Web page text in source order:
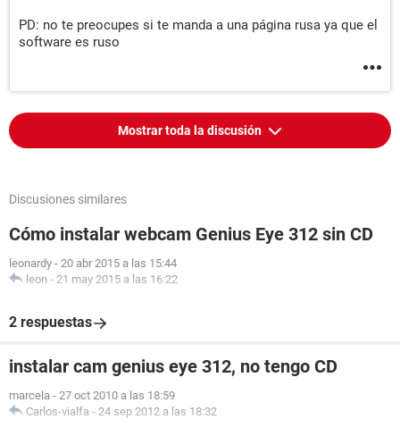
PD: no te preocupes si te manda a una página rusa ya que el
software es ruso
Mostrar toda la discusión
Discusiones similares
Cómo instalar webcam Genius Eye 312 sin CD
leonardy - 20 abr 2015 a las 15:44
leon - 21 may 2015 a las 16:22
2 respuestas
instalar cam genius eye 312, no tengo CD
marcela - 27 oct 2010 a las 18:59
Carlos-vialfa - 24 sep 2012 a las 18:32